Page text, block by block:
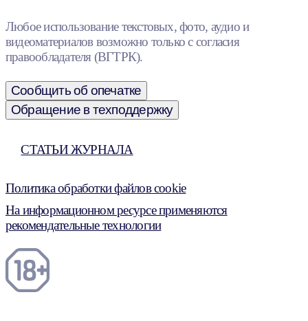
Любое использование текстовых, фото, аудио и
видеоматериалов возможно только с согласия
правообладателя (ВГТРК).
Сообщить об опечатке
Обращение в техподдержку
СТАТЬИ ЖУРНАЛА
Политика обработки файлов cookie
На информационном ресурсе применяются
рекомендательные технологии